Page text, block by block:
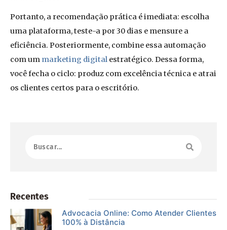
Portanto, a recomendação prática é imediata: escolha
uma plataforma, teste-a por 30 dias e mensure a
eficiência. Posteriormente, combine essa automação
com um marketing digital estratégico. Dessa forma,
você fecha o ciclo: produz com excelência técnica e atrai
os clientes certos para o escritório.
Recentes
Advocacia Online: Como Atender Clientes
100% à Distância